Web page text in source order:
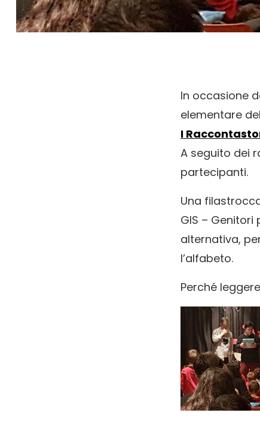
In occasione
elementare
I
A seguito dei
partecipanti.
Una
GIS –
alternativa,
l’alfabeto.
Perché